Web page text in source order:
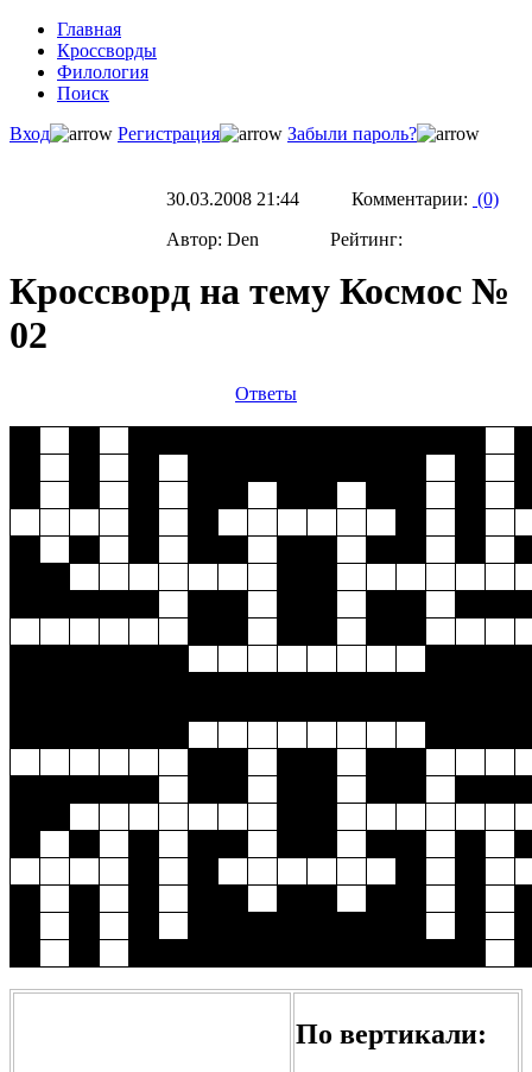
Главная
Кроссворды
Филология
Поиск
Вход
Регистрация Забыли пароль?
30.03.2008 21:44 Комментарии: (0)
Автор: Den Рейтинг:
Кроссворд на тему Космос №
02
Ответы
По вертикали: